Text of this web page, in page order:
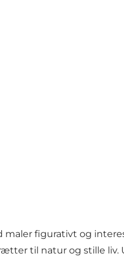
figurativt og
til natur og stille liv.